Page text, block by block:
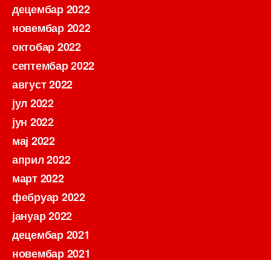
децембар 2022
новембар 2022
октобар 2022
септембар 2022
август 2022
јул 2022
јун 2022
мај 2022
април 2022
март 2022
фебруар 2022
јануар 2022
децембар 2021
новембар 2021